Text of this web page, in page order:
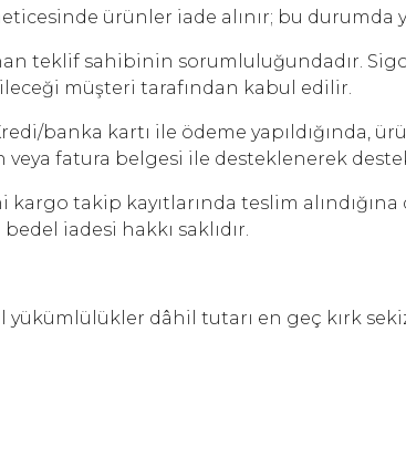
ürünler iade alınır; bu
teklif sahibinin sorumluluğundadır.
müşteri tarafından kabul edilir.
banka kartı ile ödeme yapıldığında,
fatura belgesi ile desteklenerek
kargo takip kayıtlarında teslim
iadesi hakkı saklıdır.
dâhil tutarı en geç kırk